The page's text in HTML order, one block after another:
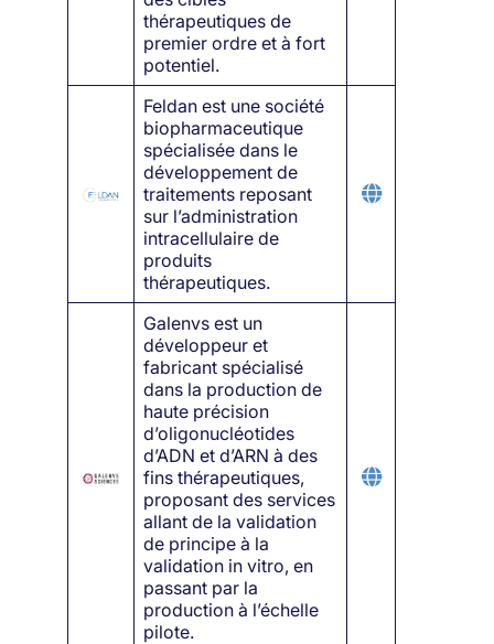
thérapeutiques de
premier ordre et à fort
potentiel.
Feldan est une société
biopharmaceutique
spécialisée dans le
développement de
traitements reposant
sur l’administration
intracellulaire de
produits
thérapeutiques.
Galenvs est un
développeur et
fabricant spécialisé
dans la production de
haute précision
d’oligonucléotides
d’ADN et d’ARN à des
fins thérapeutiques,
proposant des services
allant de la validation
de principe à la
validation in vitro, en
passant par la
production à l’échelle
pilote.